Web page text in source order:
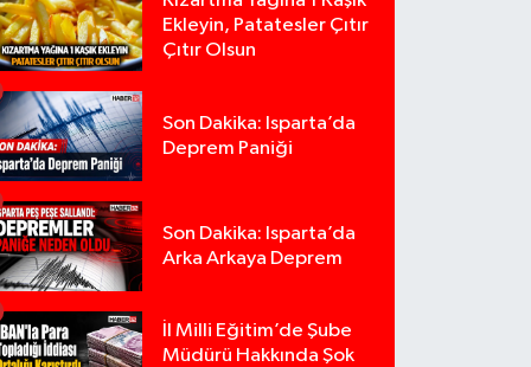
Ekleyin, Patatesler Çıtır
Çıtır Olsun
Son Dakika: Isparta’da
Deprem Paniği
Son Dakika: Isparta’da
Arka Arkaya Deprem
İl Milli Eğitim’de Şube
Müdürü Hakkında Şok